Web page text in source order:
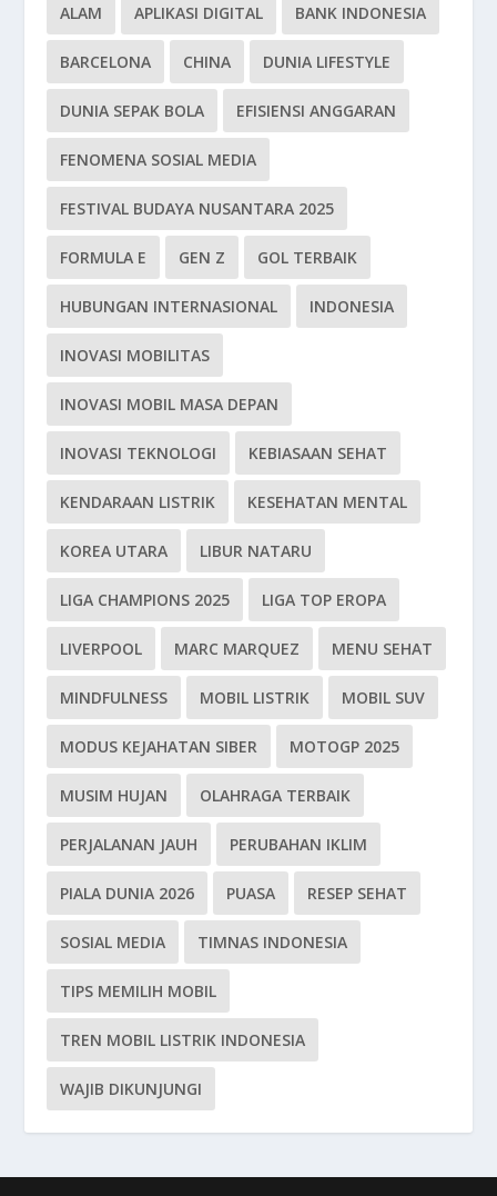
ALAM APLIKASI DIGITAL BANK INDONESIA
BARCELONA CHINA DUNIA LIFESTYLE
DUNIA SEPAK BOLA EFISIENSI ANGGARAN
FENOMENA SOSIAL MEDIA
FESTIVAL BUDAYA NUSANTARA 2025
FORMULA E GEN Z GOL TERBAIK
HUBUNGAN INTERNASIONAL INDONESIA
INOVASI MOBILITAS
INOVASI MOBIL MASA DEPAN
INOVASI TEKNOLOGI KEBIASAAN SEHAT
KENDARAAN LISTRIK KESEHATAN MENTAL
KOREA UTARA LIBUR NATARU
LIGA CHAMPIONS 2025 LIGA TOP EROPA
LIVERPOOL MARC MARQUEZ MENU SEHAT
MINDFULNESS MOBIL LISTRIK MOBIL SUV
MODUS KEJAHATAN SIBER MOTOGP 2025
MUSIM HUJAN OLAHRAGA TERBAIK
PERJALANAN JAUH PERUBAHAN IKLIM
PIALA DUNIA 2026 PUASA RESEP SEHAT
SOSIAL MEDIA TIMNAS INDONESIA
TIPS MEMILIH MOBIL
TREN MOBIL LISTRIK INDONESIA
WAJIB DIKUNJUNGI